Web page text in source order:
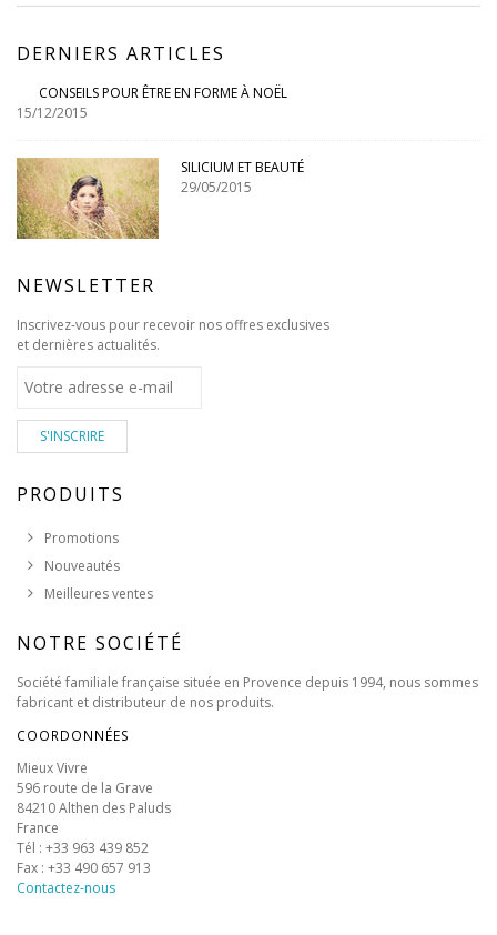
DERNIERS ARTICLES
CONSEILS POUR ÊTRE EN FORME À NOËL
15/12/2015
SILICIUM ET BEAUTÉ
29/05/2015
NEWSLETTER
Inscrivez-vous pour recevoir nos offres exclusives
et dernières actualités.
S'INSCRIRE
PRODUITS
Promotions
Nouveautés
Meilleures ventes
NOTRE SOCIÉTÉ
Société familiale française située en Provence depuis 1994, nous sommes
fabricant et distributeur de nos produits.
COORDONNÉES
Mieux Vivre
596 route de la Grave
84210 Althen des Paluds
France
Tél : +33 963 439 852
Fax : +33 490 657 913
Contactez-nous